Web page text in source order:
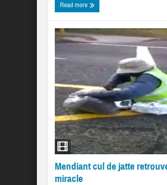
Read more
Mendiant cul de jatte
miracle